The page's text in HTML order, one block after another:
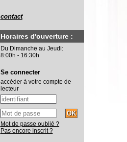
contact
Horaires d'ouverture :
Du Dimanche au Jeudi:
8:00h - 16:30h
Se connecter
accéder à votre compte de
lecteur
Mot de passe oublié ?
Pas encore inscrit ?